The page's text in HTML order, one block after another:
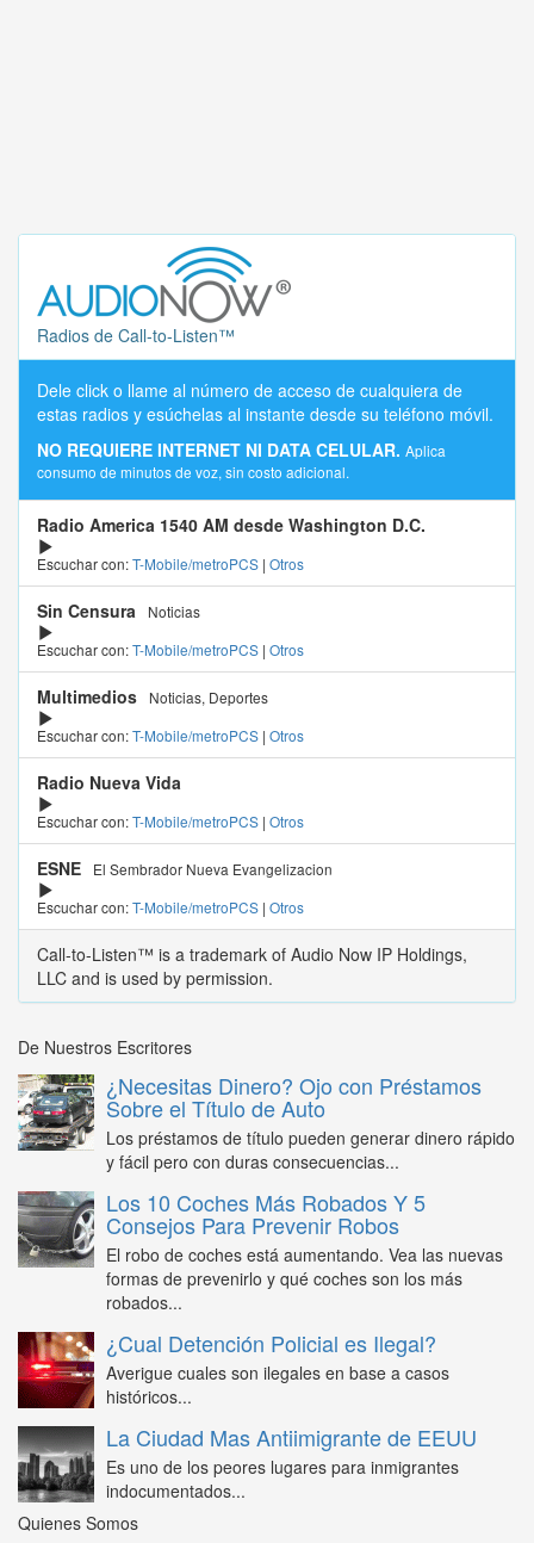
Radios de Call-to-Listen™
Dele click o llame al número de acceso de cualquiera de
estas radios y esúchelas al instante desde su teléfono móvil.
NO REQUIERE INTERNET NI DATA CELULAR. Aplica
consumo de minutos de voz, sin costo adicional.
Radio America 1540 AM desde Washington D.C.
Escuchar con:T-Mobile/metroPCS | Otros
Sin Censura
Noticias
Escuchar con:T-Mobile/metroPCS | Otros
Multimedios
Noticias, Deportes
Escuchar con:T-Mobile/metroPCS | Otros
Radio Nueva Vida
Escuchar con:T-Mobile/metroPCS | Otros
ESNE
El Sembrador Nueva Evangelizacion
Escuchar con:T-Mobile/metroPCS | Otros
Call-to-Listen™ is a trademark of Audio Now IP Holdings,
LLC and is used by permission.
De Nuestros Escritores
¿Necesitas Dinero? Ojo con Préstamos
Sobre el Título de Auto
Los préstamos de título pueden generar dinero rápido
y fácil pero con duras consecuencias...
Los 10 Coches Más Robados Y 5
Consejos Para Prevenir Robos
El robo de coches está aumentando. Vea las nuevas
formas de prevenirlo y qué coches son los más
robados...
¿Cual Detención Policial es Ilegal?
Averigue cuales son ilegales en base a casos
históricos...
La Ciudad Mas Antiimigrante de EEUU
Es uno de los peores lugares para inmigrantes
indocumentados...
Quienes Somos